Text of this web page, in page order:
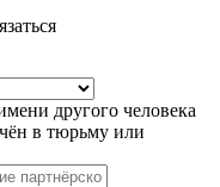
другого человека
в тюрьму или